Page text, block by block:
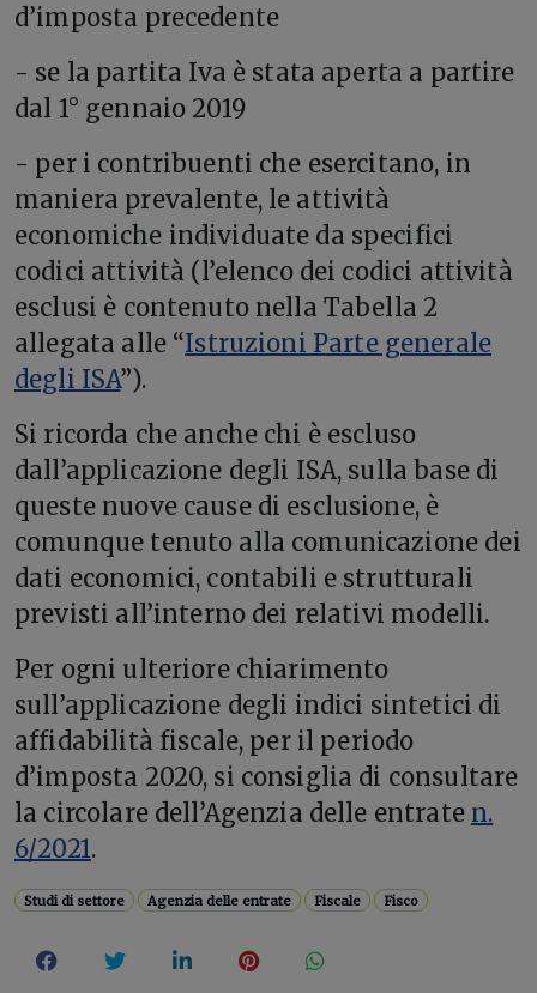
d’imposta precedente
- se la partita Iva è stata aperta a partire
dal 1° gennaio 2019
- per i contribuenti che esercitano, in
maniera prevalente, le attività
economiche individuate da specifici
codici attività (l’elenco dei codici attività
esclusi è contenuto nella Tabella 2
allegata alle “Istruzioni Parte generale
degli ISA”).
Si ricorda che anche chi è escluso
dall’applicazione degli ISA, sulla base di
queste nuove cause di esclusione, è
comunque tenuto alla comunicazione dei
dati economici, contabili e strutturali
previsti all’interno dei relativi modelli.
Per ogni ulteriore chiarimento
sull’applicazione degli indici sintetici di
affidabilità fiscale, per il periodo
d’imposta 2020, si consiglia di consultare
la circolare dell’Agenzia delle entrate n.
6/2021.
Studi di settore Agenzia delle entrate Fiscale Fisco